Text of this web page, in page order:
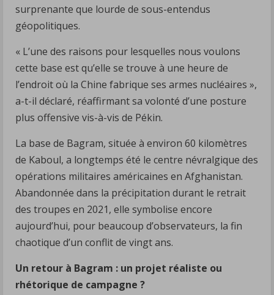
surprenante que lourde de sous-entendus
géopolitiques.
« L’une des raisons pour lesquelles nous voulons
cette base est qu’elle se trouve à une heure de
l’endroit où la Chine fabrique ses armes nucléaires »,
a-t-il déclaré, réaffirmant sa volonté d’une posture
plus offensive vis-à-vis de Pékin.
La base de Bagram, située à environ 60 kilomètres
de Kaboul, a longtemps été le centre névralgique des
opérations militaires américaines en Afghanistan.
Abandonnée dans la précipitation durant le retrait
des troupes en 2021, elle symbolise encore
aujourd’hui, pour beaucoup d’observateurs, la fin
chaotique d’un conflit de vingt ans.
Un retour à Bagram : un projet réaliste ou
rhétorique de campagne ?